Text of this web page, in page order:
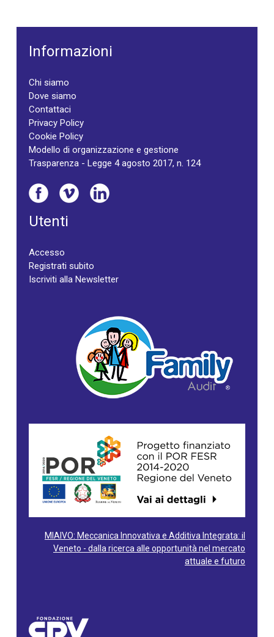
Informazioni
Chi siamo
Dove siamo
Contattaci
Privacy Policy
Cookie Policy
Modello di organizzazione e gestione
Trasparenza - Legge 4 agosto 2017, n. 124
Utenti
Accesso
Registrati subito
Iscriviti alla Newsletter
MIAIVO: Meccanica Innovativa e Additiva Integrata: il
Veneto - dalla ricerca alle opportunità nel mercato
attuale e futuro